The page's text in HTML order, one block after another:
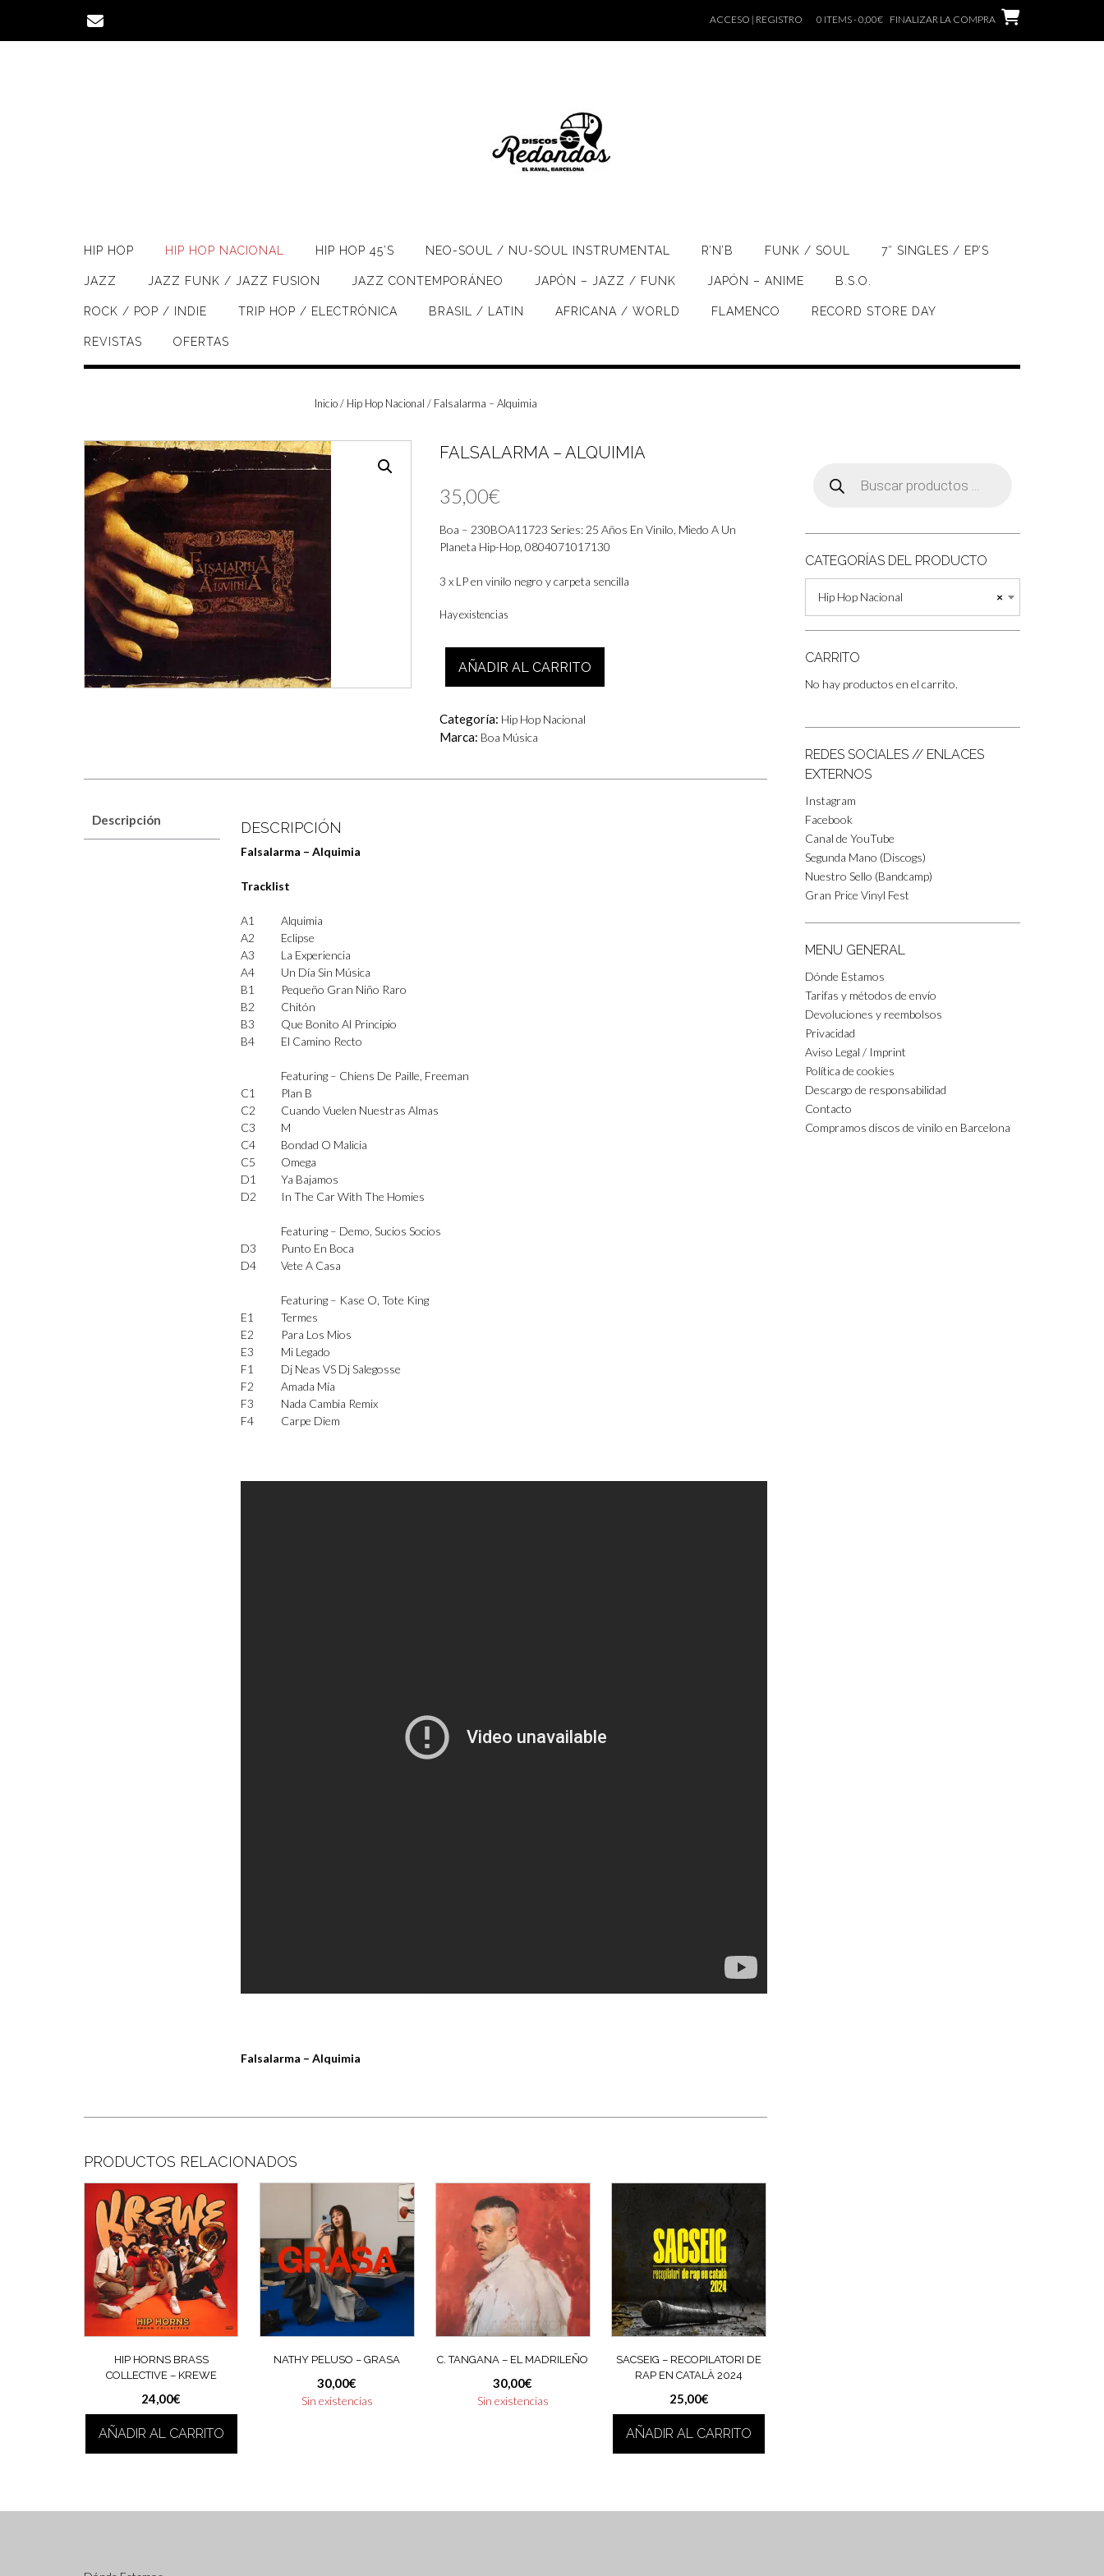
contenido
ACCESO | REGISTRO 0 ITEMS - 0,00€ FINALIZAR LA COMPRA
HIP HOP HIP HOP NACIONAL HIP HOP 45’S NEO-SOUL / NU-SOUL INSTRUMENTAL R’N’B FUNK / SOUL 7″ SINGLES / EP’S
JAZZ JAZZ FUNK / JAZZ FUSION JAZZ CONTEMPORÁNEO JAPÓN – JAZZ / FUNK JAPÓN – ANIME B.S.O.
ROCK / POP / INDIE TRIP HOP / ELECTRÓNICA BRASIL / LATIN AFRICANA / WORLD FLAMENCO RECORD STORE DAY
REVISTAS OFERTAS
Inicio/ Hip Hop Nacional / Falsalarma – Alquimia
FALSALARMA – ALQUIMIA
35,00€
Boa – 230BOA11723 Series: 25 Años En Vinilo, Miedo A Un
Planeta Hip-Hop, 0804071017130
3 x LP en vinilo negro y carpeta sencilla
Hay existencias
Alquimia
AÑADIR AL CARRITO
Categoría: Hip Hop Nacional
Marca: Boa Música
Descripción DESCRIPCIÓN
Falsalarma – Alquimia
Tracklist
A1
Alquimia
A2
Eclipse
A3
La Experiencia
A4
Un Día Sin Música
B1
Pequeño Gran Niño Raro
B2
Chitón
B3
Que Bonito Al Principio
B4
El Camino Recto
Featuring – Chiens De Paille, Freeman
C1
Plan B
C2
Cuando Vuelen Nuestras Almas
C3
M
C4
Bondad O Malicia
C5
Omega
D1
Ya Bajamos
D2
In The Car With The Homies
Featuring – Demo,Sucios Socios
D3
Punto En Boca
D4
Vete A Casa
Featuring – Kase O,Tote King
E1
Termes
E2
Para Los Mios
E3
Mi Legado
F1
Dj Neas VS Dj Salegosse
F2
Amada Mía
F3
Nada Cambia Remix
F4
Carpe Diem
Falsalarma – Alquimia
PRODUCTOS RELACIONADOS
HIP HORNS BRASS
COLLECTIVE – KREWE
24,00€
AÑADIR AL CARRITO
NATHY PELUSO – GRASA
30,00€
Sin existencias
C. TANGANA – EL MADRILEÑO
30,00€
Sin existencias
SACSEIG – RECOPILATORI DE
RAP EN CATALÀ 2024
25,00€
AÑADIR AL CARRITO
productos
CATEGORÍAS DEL PRODUCTO
×
Hip Hop Nacional
CARRITO
No hay productos en el carrito.
REDES SOCIALES // ENLACES
EXTERNOS
Instagram
Facebook
Canal de YouTube
Segunda Mano (Discogs)
Nuestro Sello (Bandcamp)
Gran Price Vinyl Fest
MENU GENERAL
Dónde Estamos
Tarifas y métodos de envío
Devoluciones y reembolsos
Privacidad
Aviso Legal / Imprint
Política de cookies
Descargo de responsabilidad
Contacto
Compramos discos de vinilo en Barcelona